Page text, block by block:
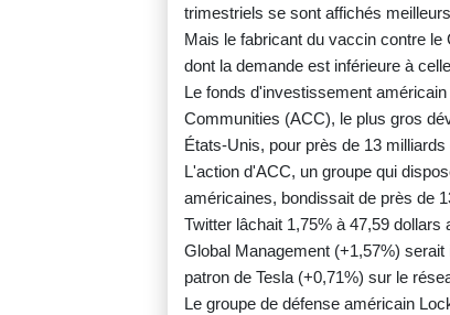
trimestriels se sont affichés
Mais le fabricant du vaccin contre
dont la demande est inférieure à
Le fonds d'investissement
Communities (ACC), le plus gros
États-Unis, pour près de 13 milliards
L'action d'ACC, un groupe qui
américaines, bondissait de près de
Twitter lâchait 1,75% à 47,59
Global Management (+1,57%)
patron de Tesla (+0,71%) sur le
Le groupe de défense américain